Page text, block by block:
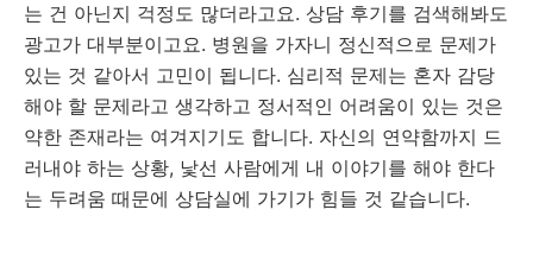
는 건 아닌지 걱정도 많더라고요. 상담 후기를 검색해봐도
광고가 대부분이고요. 병원을 가자니 정신적으로 문제가
있는 것 같아서 고민이 됩니다. 심리적 문제는 혼자 감당
해야 할 문제라고 생각하고 정서적인 어려움이 있는 것은
약한 존재라는 여겨지기도 합니다. 자신의 연약함까지 드
러내야 하는 상황, 낯선 사람에게 내 이야기를 해야 한다
는 두려움 때문에 상담실에 가기가 힘들 것 같습니다.